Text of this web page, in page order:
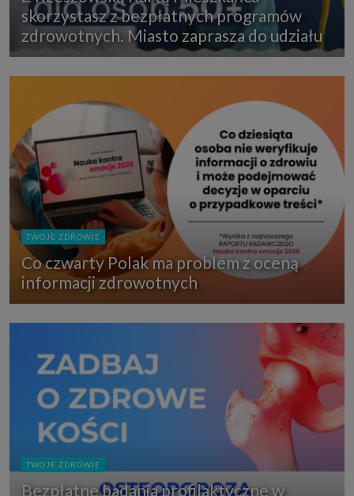
skorzystasz z bezpłatnych programów
zdrowotnych. Miasto zaprasza do udziału
TWOJE ZDROWIE
Co czwarty Polak ma problem z oceną
informacji zdrowotnych
TWOJE ZDROWIE
Bezpłatne badania profilaktyczne w